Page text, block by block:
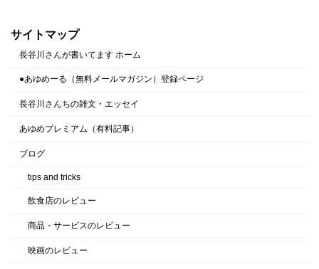
サイトマップ
長谷川さんが書いてます ホーム
●あゆめーる（無料メールマガジン）登録ページ
長谷川さんちの雑文・エッセイ
あゆめプレミアム（有料記事）
ブログ
tips and tricks
飲食店のレビュー
商品・サービスのレビュー
映画のレビュー